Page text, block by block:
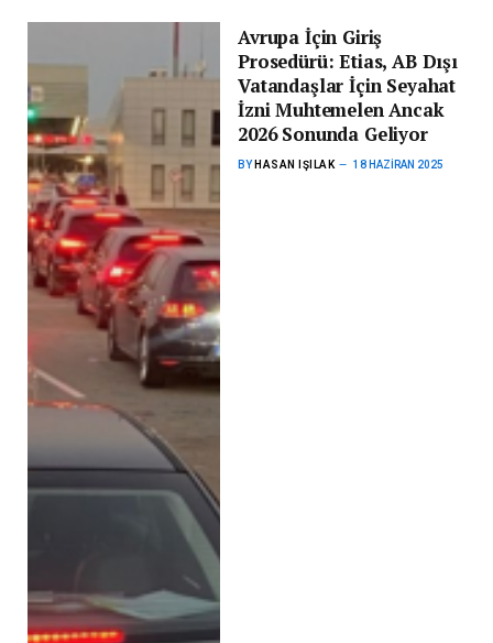
Avrupa İçin Giriş
Prosedürü: Etias, AB Dışı
Vatandaşlar İçin Seyahat
İzni Muhtemelen Ancak
2026 Sonunda Geliyor
BY HASAN IŞILAK 18 HAZIRAN 2025